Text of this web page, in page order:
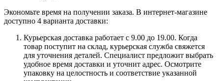
Экономьте время на получении заказа. В интернет-магазине
доступно 4 варианта доставки:
Курьерская доставка работает с 9.00 до 19.00. Когда
товар поступит на склад, курьерская служба свяжется
для уточнения деталей. Специалист предложит выбрать
удобное время доставки и уточнит адрес. Осмотрите
упаковку на целостность и соответствие указанной